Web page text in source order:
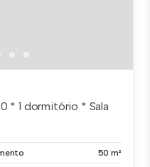
* 1 dormitório * Sala
50 m²